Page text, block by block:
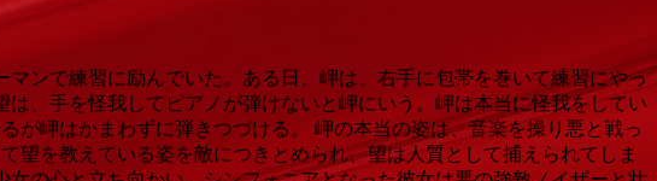
ンで練習に励んでいた。ある日、岬は、右手に包帯を巻いて練習にやっ
、手を怪我してピアノが弾けないと岬にいう。岬は本当に怪我をしてい
が岬はかまわずに弾きつづける。 岬の本当の姿は、音楽を操り悪と戦っ
を教えている姿を敵につきとめられ、望は人質として捕えられてしま